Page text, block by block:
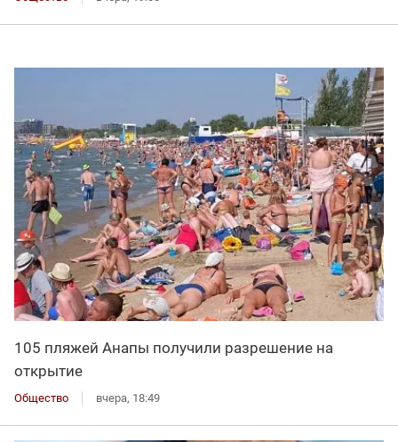
105 пляжей Анапы получили разрешение на
открытие
Общество вчера, 18:49